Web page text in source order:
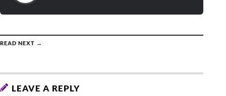
READ NEXT →
LEAVE A REPLY